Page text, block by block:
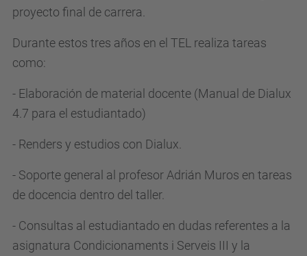
proyecto final de carrera.
Durante estos tres años en el TEL realiza tareas
como:
- Elaboración de material docente (Manual de Dialux
4.7 para el estudiantado)
- Renders y estudios con Dialux.
- Soporte general al profesor Adrián Muros en tareas
de docencia dentro del taller.
- Consultas al estudiantado en dudas referentes a la
asignatura Condicionaments i Serveis III y la